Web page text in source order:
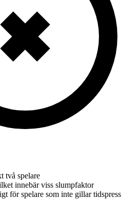
två spelare
innebär viss slumpfaktor
för spelare som inte gillar tidspress